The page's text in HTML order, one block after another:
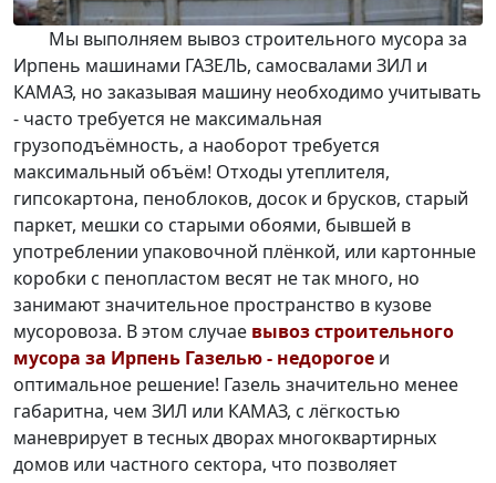
Мы выполняем вывоз строительного мусора за
Ирпень машинами ГАЗЕЛЬ, самосвалами ЗИЛ и
КАМАЗ, но заказывая машину необходимо учитывать
- часто требуется не максимальная
грузоподъёмность, а наоборот требуется
максимальный объём! Отходы утеплителя,
гипсокартона, пеноблоков, досок и брусков, старый
паркет, мешки со старыми обоями, бывшей в
употреблении упаковочной плёнкой, или картонные
коробки с пенопластом весят не так много, но
занимают значительное пространство в кузове
мусоровоза. В этом случае вывоз строительного
мусора за Ирпень Газелью - недорогое и
оптимальное решение! Газель значительно менее
габаритна, чем ЗИЛ или КАМАЗ, с лёгкостью
маневрирует в тесных дворах многоквартирных
домов или частного сектора, что позволяет